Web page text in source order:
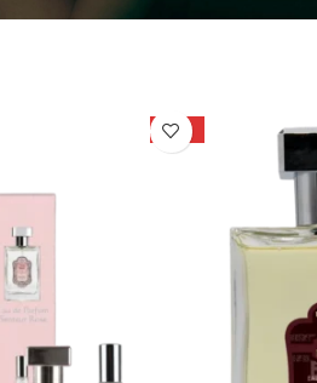
inspirowane Orientem
-15%